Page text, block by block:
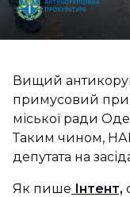
Вищий
примусовий
міської ради
Таким чином,
депутата на
Як пише Інтент,